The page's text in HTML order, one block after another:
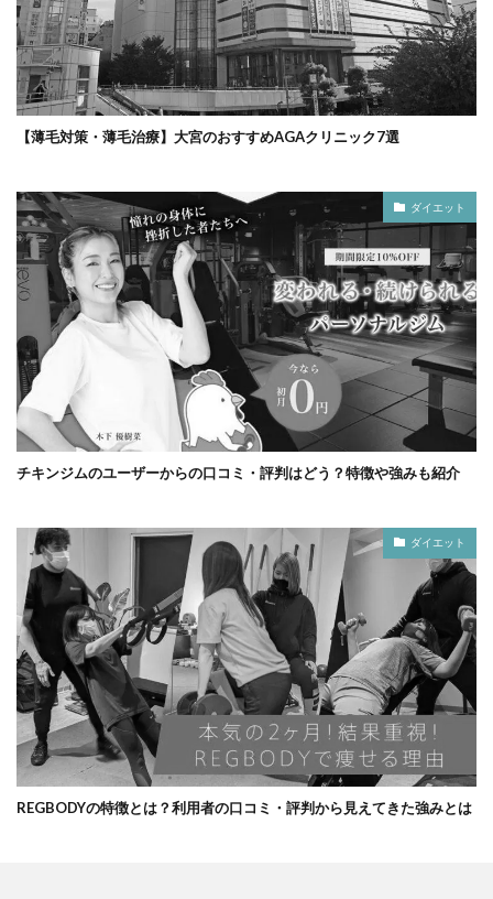
【薄毛対策・薄毛治療】大宮のおすすめAGAクリニック7選
ダイエット
チキンジムのユーザーからの口コミ・評判はどう？特徴や強みも紹介
ダイエット
REGBODYの特徴とは？利用者の口コミ・評判から見えてきた強みとは